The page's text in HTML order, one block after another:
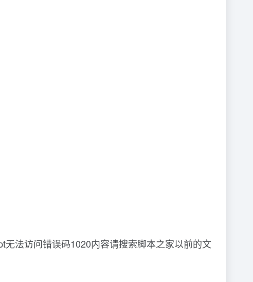
法访问错误码1020内容请搜索脚本之家以前的文